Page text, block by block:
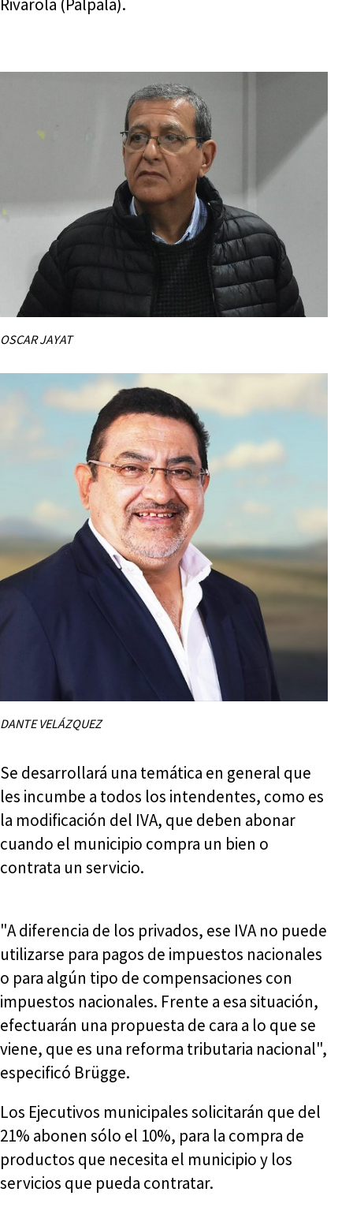
Rivarola (Palpalá).
OSCAR JAYAT
DANTE VELÁZQUEZ
Se desarrollará una temática en general que
les incumbe a todos los intendentes, como es
la modificación del IVA, que deben abonar
cuando el municipio compra un bien o
contrata un servicio.
"A diferencia de los privados, ese IVA no puede
utilizarse para pagos de impuestos nacionales
o para algún tipo de compensaciones con
impuestos nacionales. Frente a esa situación,
efectuarán una propuesta de cara a lo que se
viene, que es una reforma tributaria nacional",
especificó Brügge.
Los Ejecutivos municipales solicitarán que del
21% abonen sólo el 10%, para la compra de
productos que necesita el municipio y los
servicios que pueda contratar.